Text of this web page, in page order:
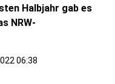
Halbjahr gab es
NRW-
06:38